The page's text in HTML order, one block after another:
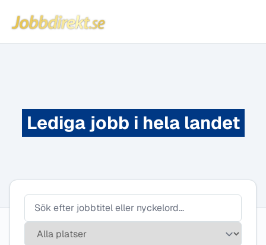
Hoppa till innehåll
Jobbdirekt
Lediga jobb i hela landet
Plats
Yrke